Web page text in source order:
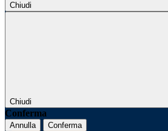
Chiudi
Chiudi
Conferma
Annulla Conferma